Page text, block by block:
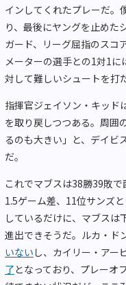
インしてくれたプレーだ。
り、最後にヤングを止めた
ガード、リーグ屈指のスコ
メーターの選手との1対1
対して難しいシュートを打
指揮官ジェイソン・キッド
を取り戻しつつある。周囲
るのも大きい」と、デイビ
だ。
これでマブスは38勝39敗
1.5ゲーム差、11位サンズ
しているだけに、マブスは
進出できそうだ。ルカ・ド
いない し、カイリー・アー
了となっており、プレーオ